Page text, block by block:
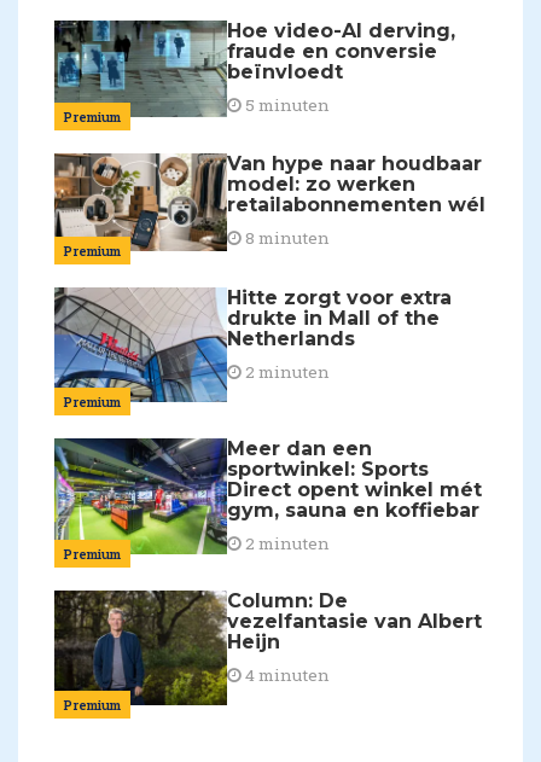
Premium
Hoe video-AI derving,
fraude en conversie
beïnvloedt
5 minuten
Premium
Van hype naar houdbaar
model: zo werken
retailabonnementen wél
8 minuten
Premium
Hitte zorgt voor extra
drukte in Mall of the
Netherlands
2 minuten
Premium
Meer dan een
sportwinkel: Sports
Direct opent winkel mét
gym, sauna en koffiebar
2 minuten
Premium
Column: De
vezelfantasie van Albert
Heijn
4 minuten